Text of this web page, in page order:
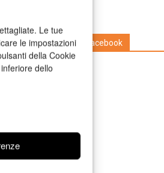
Le tue
le impostazioni
della Cookie
dello
Seguici su Facebook